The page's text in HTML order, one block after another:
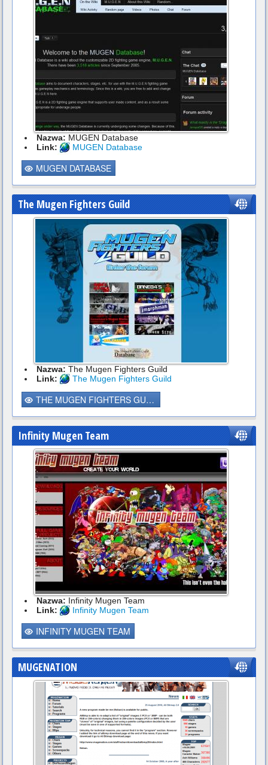
Nazwa: MUGEN Database
Link:
MUGEN Database
MUGEN DATABASE
The Mugen Fighters Guild
Nazwa: The Mugen Fighters Guild
Link:
The Mugen Fighters Guild
THE MUGEN FIGHTERS GUILD
Infinity Mugen Team
Nazwa: Infinity Mugen Team
Link:
Infinity Mugen Team
INFINITY MUGEN TEAM
MUGENATION